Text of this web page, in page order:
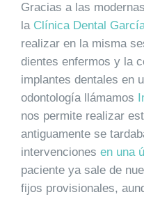
Gracias a las
la Clínica Dental
realizar en la misma
dientes enfermos y la
implantes dentales en
odontología llámamos
nos permite realizar
antiguamente se
intervenciones en una
paciente ya sale de
fijos provisionales,